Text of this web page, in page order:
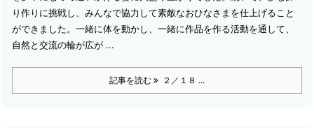
り作りに挑戦し、みんなで協力して素敵なおひなさまを仕上げること
ができました。 一緒に体を動かし、一緒に作品を作る活動を通して、
自然と交流の輪が広が ...
記事を読む ２／１８ ...